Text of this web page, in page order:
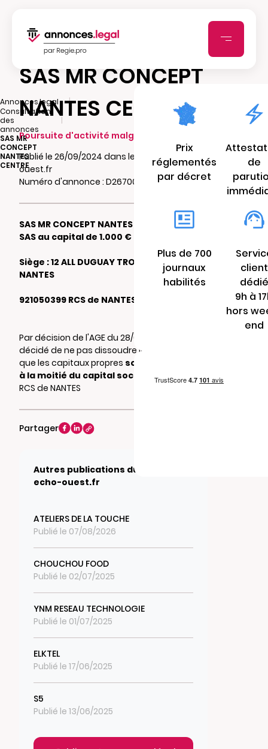
Annonces.legal
|
Consultation
des
annonces
|
SAS MR
CONCEPT
NANTES
CENTRE
SAS MR CONCEPT
NANTES CENTRE
Poursuite d'activité malgré pertes
Publié le 26/09/2024 dans le journal echo-
ouest.fr
Numéro d'annonce : D26700382o9n0
SAS MR CONCEPT NANTES CENTRE
SAS au capital de 1.000 €
Siège : 12 ALL DUGUAY TROUIN 44000
NANTES
921050399 RCS de NANTES
Par décision de l'AGE du 28/06/2024, il a été
décidé de ne pas dissoudre la société bien
que les capitaux propres soient inférieurs
à la moitié du capital social
. Mention au
RCS de NANTES
Partager
Autres publications du journal
echo-ouest.fr
ATELIERS DE LA TOUCHE
Publié le 07/08/2026
CHOUCHOU FOOD
Publié le 02/07/2025
YNM RESEAU TECHNOLOGIE
Publié le 01/07/2025
ELKTEL
Publié le 17/06/2025
S5
Publié le 13/06/2025
Prix
réglementés
par décret
de
Plus de 700
journaux
habilités
client
dédié
9h à
hors
end